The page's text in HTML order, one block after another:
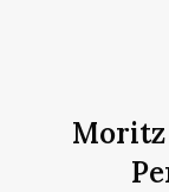
Moritz